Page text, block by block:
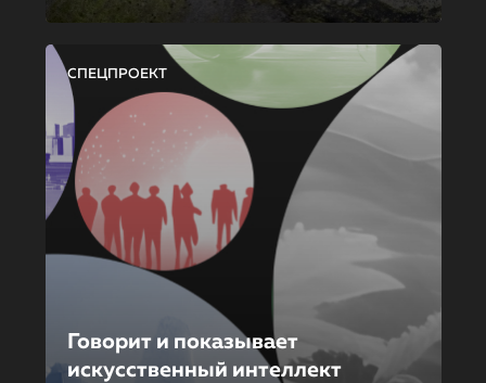
СПЕЦПРОЕКТ
Говорит и показывает
искусственный интеллект